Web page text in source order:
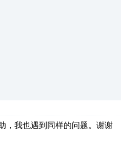
，我也遇到同样的问题。谢谢